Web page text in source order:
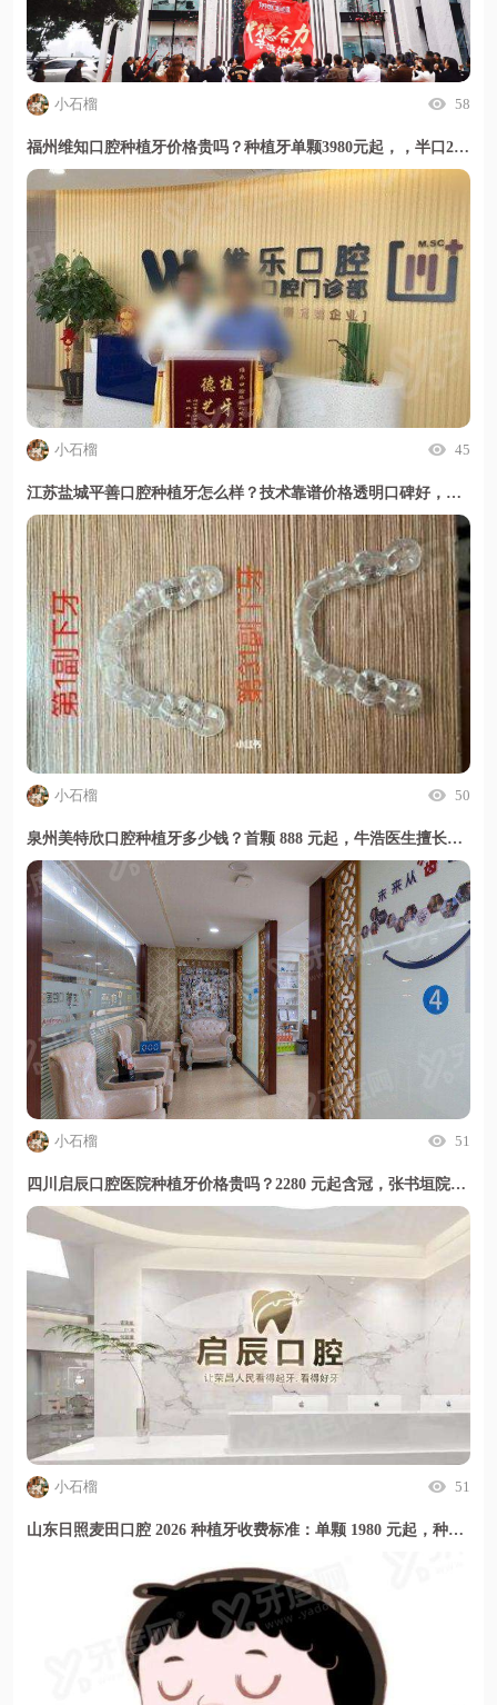
小石榴 58
福州维知口腔种植牙价格贵吗？种植牙单颗3980元起，，半口29800元起，技术靠谱地址明确，甜伊严选小程序值得放心选择
小石榴 45
江苏盐城平善口腔种植牙怎么样？技术靠谱价格透明口碑好，甜伊严选小程序一键预约
小石榴 50
泉州美特欣口腔种植牙多少钱？首颗 888 元起，牛浩医生擅长疑难种植，甜伊严选小程序一键了解详情
小石榴 51
四川启辰口腔医院种植牙价格贵吗？2280 元起含冠，张书垣院长专攻高难度种植,甜伊严选小程序一键预约
小石榴 51
山东日照麦田口腔 2026 种植牙收费标准：单颗 1980 元起，种牙价格透明放心选